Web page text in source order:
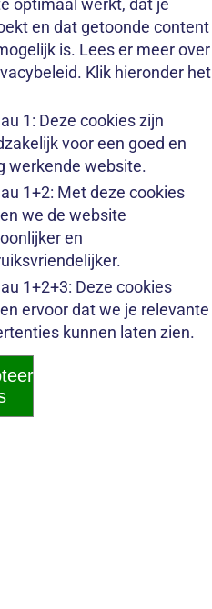
optimaal werkt, dat je
en dat getoonde content
is. Lees er meer over
Klik hieronder het
1: Deze cookies zijn
voor een goed en
werkende website.
1+2: Met deze cookies
we de website
en
1+2+3: Deze cookies
ervoor dat we je relevante
kunnen laten zien.